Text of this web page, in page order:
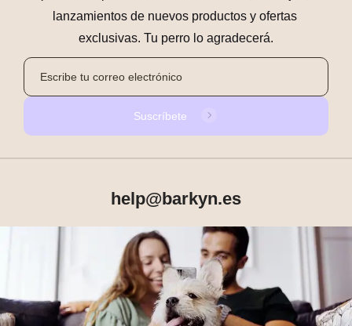
lanzamientos de nuevos productos y ofertas
exclusivas. Tu perro lo agradecerá.
Suscríbete
help@barkyn.es